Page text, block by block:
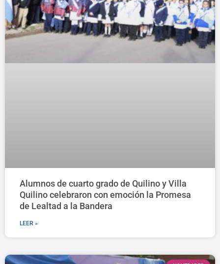
Alumnos de cuarto grado de Quilino y Villa
Quilino celebraron con emoción la Promesa
de Lealtad a la Bandera
LEER »